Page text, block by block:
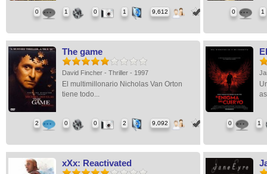
0 1 0 1 9,612 0 1
The game
David Fincher - Thriller - 1997
El multimillonario Nicholas Van Orton
tiene todo...
2 0 0 2 9,092 0 1
xXx: Reactivated